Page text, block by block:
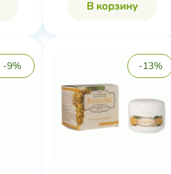
В корзину
-9% -13%